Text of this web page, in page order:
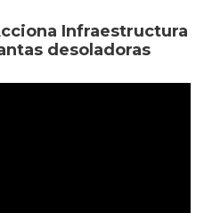
Infraestructura
desoladoras